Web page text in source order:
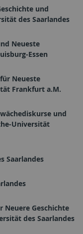
und
des Saarlandes
Neueste
Essen
Neueste
Frankfurt a.M.
und
Universität
Saarlandes
Neuere Geschichte
des Saarlandes